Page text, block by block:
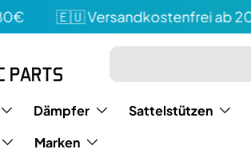
🇪🇺 Versandkostenfrei ab 200€
Suchen
Art
Dämpfer Sattelstützen
Marken